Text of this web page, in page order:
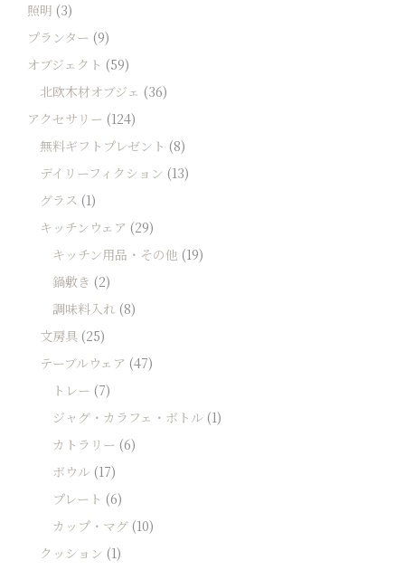
照明 (3)
プランター (9)
オブジェクト (59)
北欧木材オブジェ (36)
アクセサリー (124)
無料ギフトプレゼント (8)
デイリーフィクション (13)
グラス (1)
キッチンウェア (29)
キッチン用品・その他 (19)
鍋敷き (2)
調味料入れ (8)
文房具 (25)
テーブルウェア (47)
トレー (7)
ジャグ・カラフェ・ボトル (1)
カトラリー (6)
ボウル (17)
プレート (6)
カップ・マグ (10)
クッション (1)